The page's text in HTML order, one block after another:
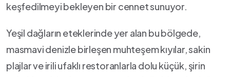
keşfedilmeyi bekleyen bir cennet sunuyor.
Yeşil dağların eteklerinde yer alan bu bölgede,
masmavi ‌denizle birleşen ‌muhteşem kıyılar, sakin
plajlar ve⁢ irili⁣ ufaklı restoranlarla ​dolu küçük, şirin